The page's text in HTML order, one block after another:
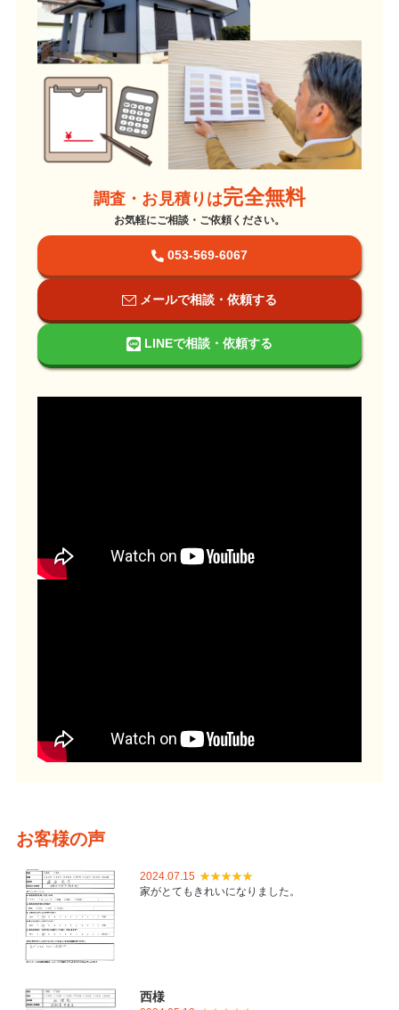
調査・お見積りは完全無料
お気軽にご相談・ご依頼ください。
053-569-6067
メールで相談・依頼する
LINEで相談・依頼する
お客様の声
2024.07.15
家がとてもきれいになりました。
西様